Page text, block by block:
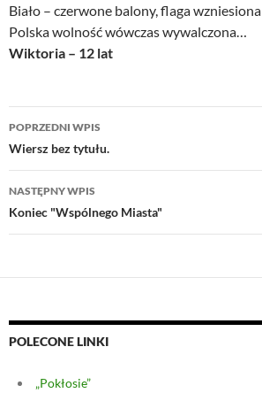
Biało – czerwone balony, flaga wzniesiona
Polska wolność wówczas wywalczona…
Wiktoria – 12 lat
Nawigacja
wpisu
POPRZEDNI WPIS
Wiersz bez tytułu.
NASTĘPNY WPIS
Koniec "Wspólnego Miasta"
POLECONE LINKI
„Pokłosie”